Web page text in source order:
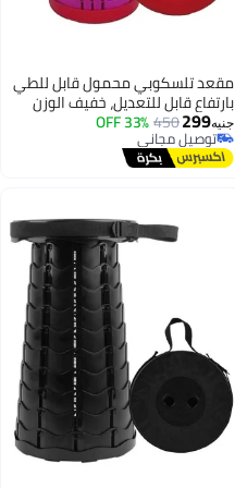
مقعد تلسكوبي محمول قابل للطي
بارتفاع قابل للتعديل، خفيف الوزن
للتخييم في الهواء الطلق والشواء
وصيد الاسماك والمشي لمسافات
طويلة والبستنة والنزه
جنيه299
450
33% OFF
توصيل مجاني
توصيل مجاني